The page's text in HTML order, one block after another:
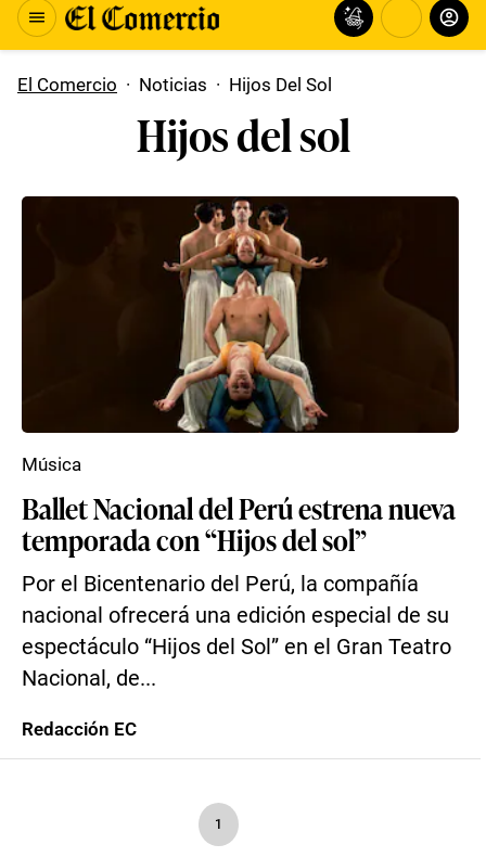
El Comercio · Noticias · Hijos Del Sol
Hijos del sol
Ballet Nacional del Perú estrena nueva
temporada con “Hijos del sol”
Por el Bicentenario del Perú, la compañía
nacional ofrecerá una edición especial de su
espectáculo “Hijos del Sol” en el Gran Teatro
Nacional, de...
Música
Redacción EC
1